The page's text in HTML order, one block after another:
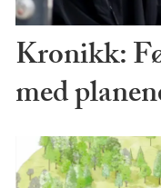
Kronikk:
med